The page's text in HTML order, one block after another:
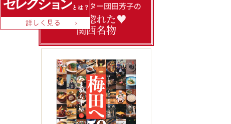
フードライター団田芳子の
私の惚れた♥
関西名物